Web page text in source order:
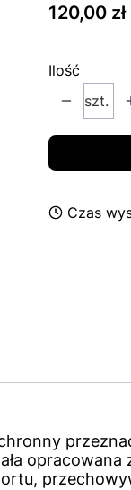
Cena
120,00 zł
Ilość
szt.
Czas
opracowana